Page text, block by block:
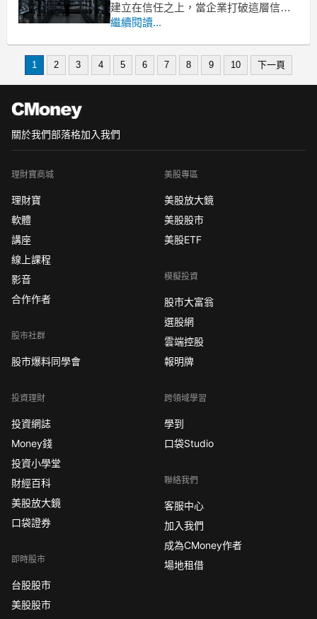
建立在信任之上，當企業打破這層信任
時，投資人就必須提高警覺。超越肉類
出爐，數據顯示出這家植物性蛋白質製
繼續閱讀...
1 2 3 4 5 6 7 8 9 10 下一頁
關於我們部落格加入我們
理財寶商城
理財寶
軟體
講座
線上課程
影音
合作作者
股市社群
股市爆料同學會
投資理財
投資網誌
Money錢
投資小學堂
財經百科
美股放大鏡
口袋證券
即時股市
台股股市
美股股市
美股專區
美股放大鏡
美股股市
美股ETF
模擬投資
股市大富翁
選股網
雲端控股
報明牌
跨領域學習
學到
口袋Studio
聯絡我們
客服中心
加入我們
成為CMoney作者
場地租借